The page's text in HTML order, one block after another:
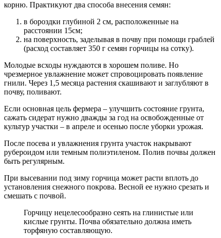
корню. Практикуют два способа внесения семян:
в бороздки глубиной 2 см, расположенные на
расстоянии 15см;
на поверхность, заделывая в почву при помощи граблей
(расход составляет 350 г семян горчицы на сотку).
Молодые всходы нуждаются в хорошем поливе. Но
чрезмерное увлажнение может спровоцировать появление
гнили. Через 1,5 месяца растения скашивают и заглубляют в
почву, поливают.
Если основная цель фермера – улучшить состояние грунта,
сажать сидерат нужно дважды за год на освобожденные от
культур участки – в апреле и осенью после уборки урожая.
После посева и увлажнения грунта участок накрывают
рубероидом или темным полиэтиленом. Полив почвы должен
быть регулярным.
При высевании под зиму горчица может расти вплоть до
установления снежного покрова. Весной ее нужно срезать и
смешать с почвой.
Горчицу нецелесообразно сеять на глинистые или
кислые грунты. Почва обязательно должна иметь
торфяную составляющую.